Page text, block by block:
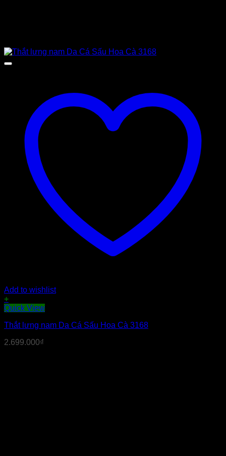
Add to wishlist
+
Quick View
Thắt lưng nam Da Cá Sấu Hoa Cà 3168
2.699.000₫